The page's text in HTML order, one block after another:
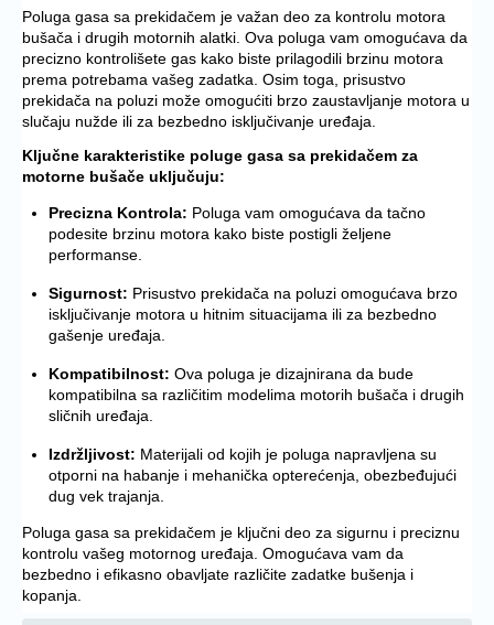
Poluga gasa sa prekidačem je važan deo za kontrolu motora
bušača i drugih motornih alatki. Ova poluga vam omogućava da
precizno kontrolišete gas kako biste prilagodili brzinu motora
prema potrebama vašeg zadatka. Osim toga, prisustvo
prekidača na poluzi može omogućiti brzo zaustavljanje motora u
slučaju nužde ili za bezbedno isključivanje uređaja.
Ključne karakteristike poluge gasa sa prekidačem za
motorne bušače uključuju:
Precizna Kontrola: Poluga vam omogućava da tačno
podesite brzinu motora kako biste postigli željene
performanse.
Sigurnost: Prisustvo prekidača na poluzi omogućava brzo
isključivanje motora u hitnim situacijama ili za bezbedno
gašenje uređaja.
Kompatibilnost: Ova poluga je dizajnirana da bude
kompatibilna sa različitim modelima motorih bušača i drugih
sličnih uređaja.
Izdržljivost: Materijali od kojih je poluga napravljena su
otporni na habanje i mehanička opterećenja, obezbeđujući
dug vek trajanja.
Poluga gasa sa prekidačem je ključni deo za sigurnu i preciznu
kontrolu vašeg motornog uređaja. Omogućava vam da
bezbedno i efikasno obavljate različite zadatke bušenja i
kopanja.